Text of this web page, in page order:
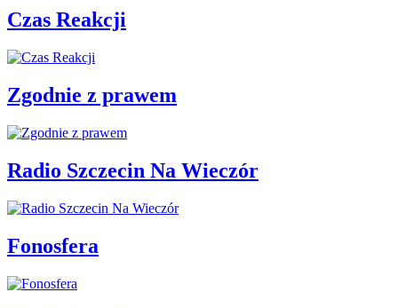
Czas Reakcji
Zgodnie z prawem
Radio Szczecin Na Wieczór
Fonosfera